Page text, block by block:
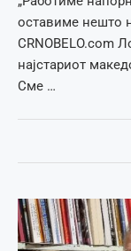
оставиме нешто
CRNOBELO.com
најстариот
Сме …